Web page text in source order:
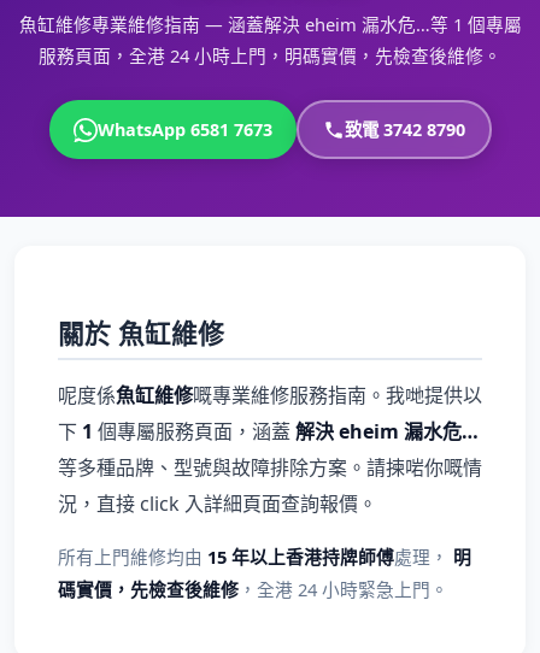
魚缸維修專業維修指南 — 涵蓋解決 eheim 漏水危…等 1 個專屬
服務頁面，全港 24 小時上門，明碼實價，先檢查後維修。
WhatsApp 6581 7673 致電 3742 8790
關於 魚缸維修
呢度係魚缸維修嘅專業維修服務指南。我哋提供以
下 1 個專屬服務頁面，涵蓋解決 eheim 漏水危…
等多種品牌、型號與故障排除方案。請揀啱你嘅情
況，直接 click 入詳細頁面查詢報價。
所有上門維修均由 15 年以上香港持牌師傅處理， 明
碼實價，先檢查後維修 ，全港 24 小時緊急上門。